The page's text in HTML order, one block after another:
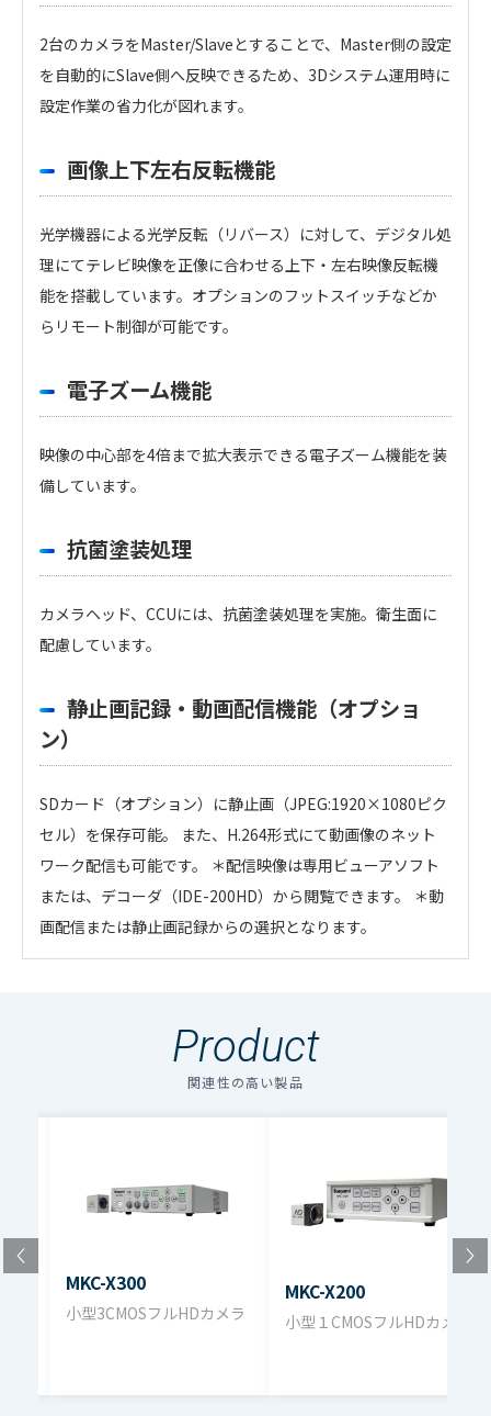
2台のカメラをMaster/Slaveとすることで、Master側の設定
を自動的にSlave側へ反映できるため、3Dシステム運用時に
設定作業の省力化が図れます。
画像上下左右反転機能
光学機器による光学反転（リバース）に対して、デジタル処
理にてテレビ映像を正像に合わせる上下・左右映像反転機
能を搭載しています。オプションのフットスイッチなどか
らリモート制御が可能です。
電子ズーム機能
映像の中心部を4倍まで拡大表示できる電子ズーム機能を装
備しています。
抗菌塗装処理
カメラヘッド、CCUには、抗菌塗装処理を実施。衛生面に
配慮しています。
静止画記録・動画配信機能（オプショ
ン）
SDカード（オプション）に静止画（JPEG:1920×1080ピク
セル）を保存可能。 また、H.264形式にて動画像のネット
ワーク配信も可能です。 ＊配信映像は専用ビューアソフト
または、デコーダ（IDE-200HD）から閲覧できます。 ＊動
画配信または静止画記録からの選択となります。
1920(H)×
1080(V)× 3
CMOS
ｚ プログレッシ
・
アイコンのファイルは個人情報の入力が必須と
のアイコンの場合はファイル名をクリックするとダウン
MKC-230HDカタログ（pdf）572.6KB
1.3MB
Product
関連性の高い製品
MKC-X300
小型3CMOSフルHDカメラ
MKC-X200
小型１CMOSフルHDカメラ